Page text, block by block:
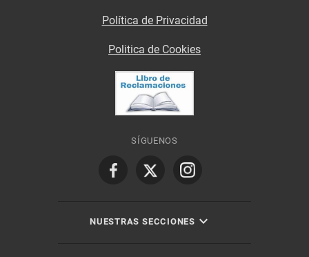
Política de Privacidad
Politica de Cookies
SÍGUENOS
NUESTRAS SECCIONES